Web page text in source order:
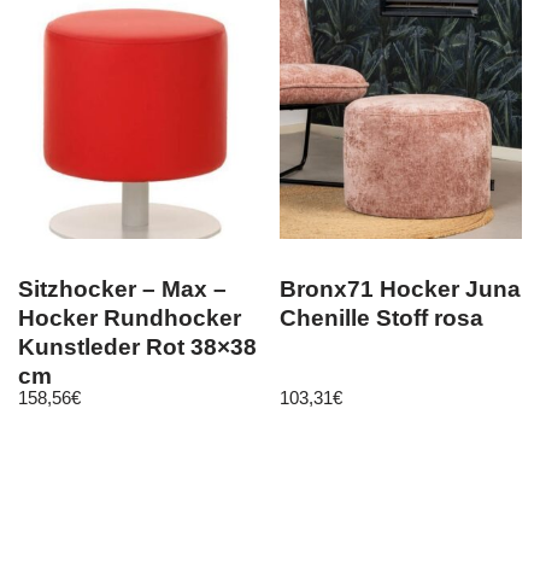
Sitzhocker – Max –
Hocker Rundhocker
Kunstleder Rot 38×38
cm
158,56€
Bronx71 Hocker Juna
Chenille Stoff rosa
103,31€